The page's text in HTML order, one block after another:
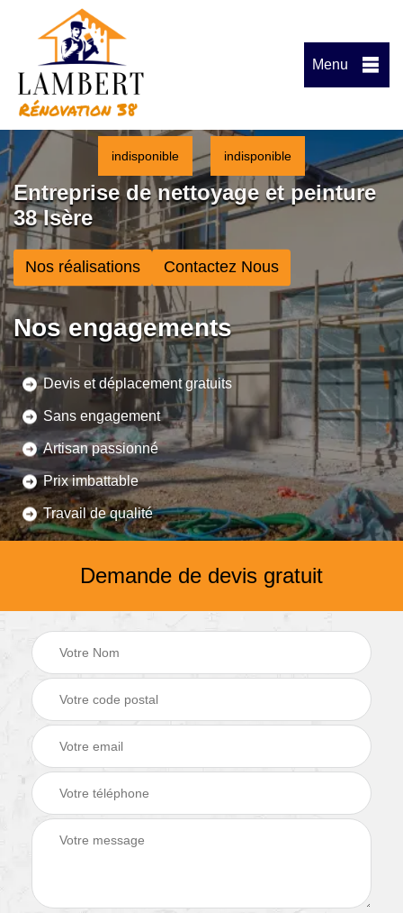
Menu
indisponible indisponible
Entreprise de nettoyage et peinture
38 Isère
Nos réalisations Contactez Nous
Nos engagements
Devis et déplacement gratuits
Sans engagement
Artisan passionné
Prix imbattable
Travail de qualité
Demande de devis gratuit